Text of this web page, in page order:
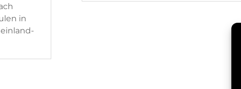
in